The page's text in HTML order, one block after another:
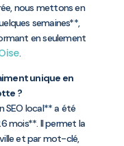
nous mettons en
semaines**,
en seulement
.
unique en
?
SEO local** a été
mois**. Il permet la
et par mot-clé,